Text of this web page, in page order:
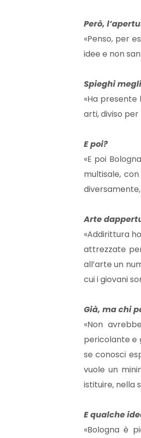
Però,
«Penso, per
idee e non
Spieghi
«Ha
arti, diviso per
E poi?
«E poi
multisale,
Arte
«Addirittura
attrezzate
all’arte un
cui i giovani
Già, ma chi
«Non
pericolante e
se conosci
vuole un
istituire, nella
E qualche
«Bologna è